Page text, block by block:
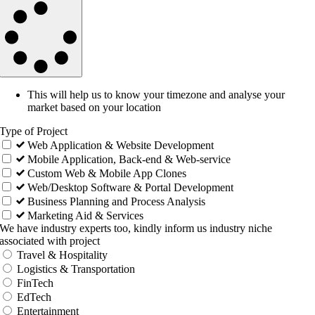
This will help us to know your timezone and analyse your
market based on your location
Type of Project
Web Application & Website Development
Mobile Application, Back-end & Web-service
Custom Web & Mobile App Clones
Web/Desktop Software & Portal Development
Business Planning and Process Analysis
Marketing Aid & Services
We have industry experts too, kindly inform us industry niche
associated with project
Travel & Hospitality
Logistics & Transportation
FinTech
EdTech
Entertainment